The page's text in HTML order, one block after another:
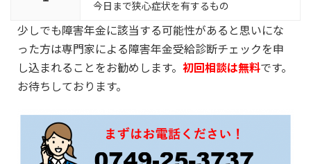
今日まで狭心症状を有するもの
少しでも障害年金に該当する可能性があると思いにな
った方は専門家による障害年金受給診断チェックを申
し込まれることをお勧めします。 初回相談は無料です。
お待ちしております。